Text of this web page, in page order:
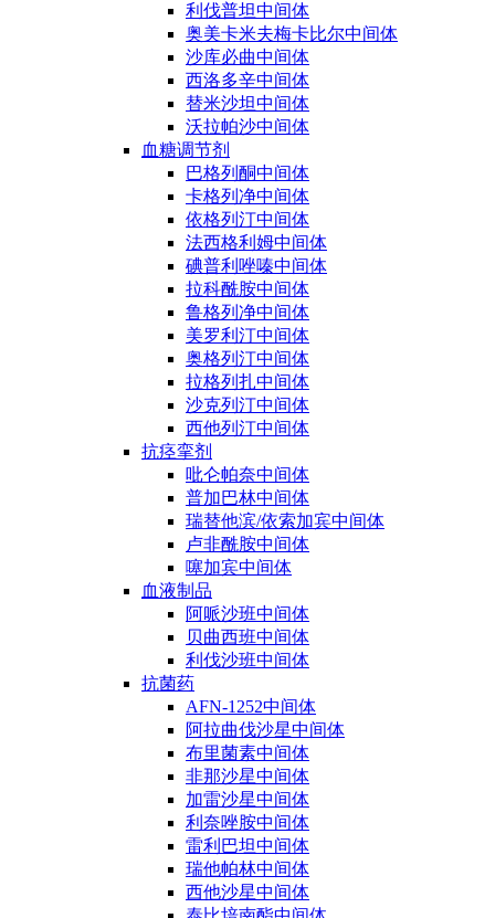
利伐普坦中间体
奥美卡米夫梅卡比尔中间体
沙库必曲中间体
西洛多辛中间体
替米沙坦中间体
沃拉帕沙中间体
血糖调节剂
巴格列酮中间体
卡格列净中间体
依格列汀中间体
法西格利姆中间体
碘普利唑嗪中间体
拉科酰胺中间体
鲁格列净中间体
美罗利汀中间体
奥格列汀中间体
拉格列扎中间体
沙克列汀中间体
西他列汀中间体
抗痉挛剂
吡仑帕奈中间体
普加巴林中间体
瑞替他滨/依索加宾中间体
卢非酰胺中间体
噻加宾中间体
血液制品
阿哌沙班中间体
贝曲西班中间体
利伐沙班中间体
抗菌药
AFN-1252中间体
阿拉曲伐沙星中间体
布里菌素中间体
非那沙星中间体
加雷沙星中间体
利奈唑胺中间体
雷利巴坦中间体
瑞他帕林中间体
西他沙星中间体